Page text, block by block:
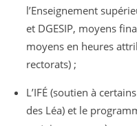
l’Enseignement
et DGESIP, moyens
moyens en heures
rectorats) ;
L’IFÉ (soutien à
des Léa) et le